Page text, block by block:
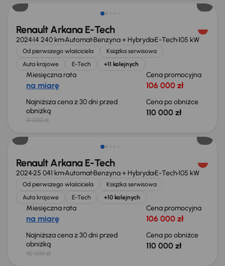
Renault Arkana E-Tech
202414 240 kmAutomatBenzyna + HybrydaE-Tech105 kW
Od pierwszego właściciela
Książka serwisowa
Auta krajowe
E-Tech +11 kolejnych
Miesięczna rata
na miarę
Cena promocyjna
106 000 zł
Najniższa cena z 30 dni przed
obniżką
111 000 zł
Cena po obniżce
110 000 zł
Taniej o 2 000 zł
Renault Arkana E-Tech
202425 041 kmAutomatBenzyna + HybrydaE-Tech105 kW
Od pierwszego właściciela
Książka serwisowa
Auta krajowe
E-Tech +10 kolejnych
Miesięczna rata
na miarę
Cena promocyjna
106 000 zł
Najniższa cena z 30 dni przed
obniżką
112 000 zł
Cena po obniżce
110 000 zł
Taniej o 2 000 zł